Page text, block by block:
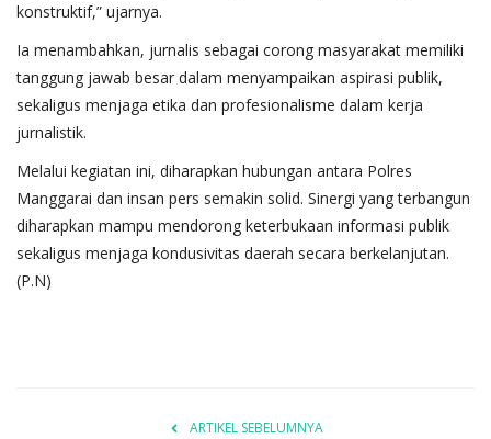
konstruktif,” ujarnya.
Ia menambahkan, jurnalis sebagai corong masyarakat memiliki
tanggung jawab besar dalam menyampaikan aspirasi publik,
sekaligus menjaga etika dan profesionalisme dalam kerja
jurnalistik.
Melalui kegiatan ini, diharapkan hubungan antara Polres
Manggarai dan insan pers semakin solid. Sinergi yang terbangun
diharapkan mampu mendorong keterbukaan informasi publik
sekaligus menjaga kondusivitas daerah secara berkelanjutan.
(P.N)
ARTIKEL SEBELUMNYA